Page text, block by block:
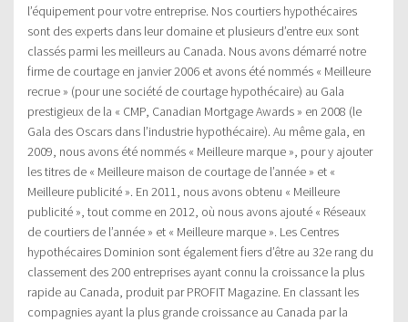
l’équipement pour votre entreprise. Nos courtiers hypothécaires
sont des experts dans leur domaine et plusieurs d’entre eux sont
classés parmi les meilleurs au Canada. Nous avons démarré notre
firme de courtage en janvier 2006 et avons été nommés « Meilleure
recrue » (pour une société de courtage hypothécaire) au Gala
prestigieux de la « CMP, Canadian Mortgage Awards » en 2008 (le
Gala des Oscars dans l’industrie hypothécaire). Au même gala, en
2009, nous avons été nommés « Meilleure marque », pour y ajouter
les titres de « Meilleure maison de courtage de l’année » et «
Meilleure publicité ». En 2011, nous avons obtenu « Meilleure
publicité », tout comme en 2012, où nous avons ajouté « Réseaux
de courtiers de l’année » et « Meilleure marque ». Les Centres
hypothécaires Dominion sont également fiers d’être au 32e rang du
classement des 200 entreprises ayant connu la croissance la plus
rapide au Canada, produit par PROFIT Magazine. En classant les
compagnies ayant la plus grande croissance au Canada par la